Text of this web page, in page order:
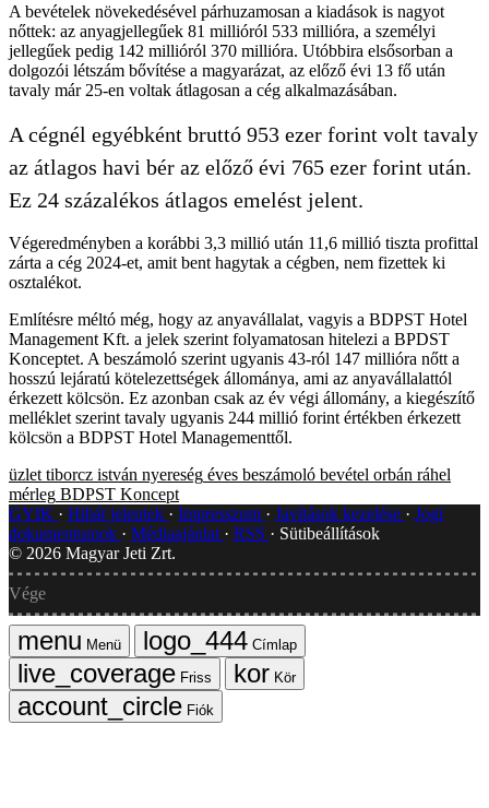
A bevételek növekedésével párhuzamosan a kiadások is nagyot
nőttek: az anyagjellegűek 81 millióról 533 millióra, a személyi
jellegűek pedig 142 millióról 370 millióra. Utóbbira elsősorban a
dolgozói létszám bővítése a magyarázat, az előző évi 13 fő után
tavaly már 25-en voltak átlagosan a cég alkalmazásában.
A cégnél egyébként bruttó 953 ezer forint volt tavaly
az átlagos havi bér az előző évi 765 ezer forint után.
Ez 24 százalékos átlagos emelést jelent.
Végeredményben a korábbi 3,3 millió után 11,6 millió tiszta profittal
zárta a cég 2024-et, amit bent hagytak a cégben, nem fizettek ki
osztalékot.
Említésre méltó még, hogy az anyavállalat, vagyis a BDPST Hotel
Management Kft. a jelek szerint folyamatosan hitelezi a BPDST
Konceptet. A beszámoló szerint ugyanis 43-ról 147 millióra nőtt a
hosszú lejáratú kötelezettségek állománya, ami az anyavállalattól
érkezett kölcsön. Ez azonban csak az év végi állomány, a kiegészítő
melléklet szerint tavaly ugyanis 244 millió forint értékben érkezett
kölcsön a BDPST Hotel Managementtől.
üzlet tiborcz istván nyereség éves beszámoló bevétel orbán ráhel
mérleg BDPST Koncept
GYIK
Hibát jelentek Impresszum Javítások kezelése
Jogi
dokumentumok
Médiaajánlat RSS
Sütibeállítások
© 2026 Magyar Jeti Zrt.
Vége
Menü
Címlap
Friss
Kör
Fiók